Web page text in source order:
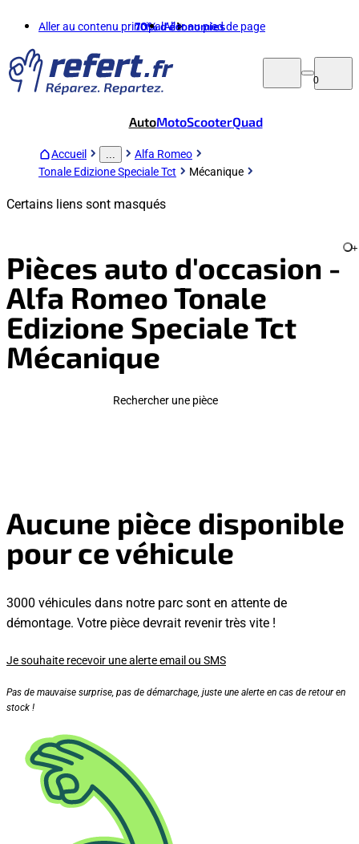
Aller au contenu principalAller au pied de page
70%d'économies
0
AutoMotoScooterQuad
Accueil
Alfa Romeo
Tonale Edizione Speciale Tct
Mécanique
Certains liens sont masqués
Pièces auto d'occasion -
Alfa Romeo Tonale
Edizione Speciale Tct
Mécanique
+
Rechercher une pièce
Aucune pièce disponible
pour ce véhicule
3000 véhicules dans notre parc sont en attente de
démontage. Votre pièce devrait revenir très vite !
Je souhaite recevoir une alerte email ou SMS
Pas de mauvaise surprise, pas de démarchage, juste une alerte en cas de retour en
stock !